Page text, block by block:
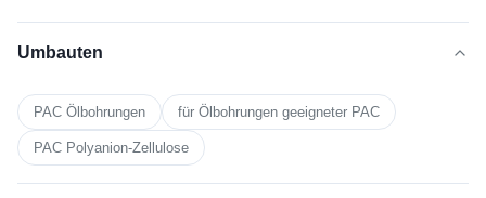
Umbauten
PAC Ölbohrungen für Ölbohrungen geeigneter PAC
PAC Polyanion-Zellulose